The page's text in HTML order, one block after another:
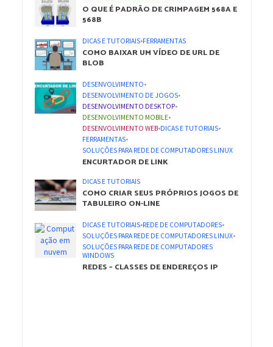
O QUE É PADRÃO DE CRIMPAGEM 568A E
568B
DICAS E TUTORIAIS•FERRAMENTAS
COMO BAIXAR UM VÍDEO DE URL DE
BLOB
DESENVOLVIMENTO•
DESENVOLVIMENTO DE JOGOS•
DESENVOLVIMENTO DESKTOP•
DESENVOLVIMENTO MOBILE•
DESENVOLVIMENTO WEB•DICAS E TUTORIAIS•
FERRAMENTAS•
SOLUÇÕES PARA REDE DE COMPUTADORES LINUX
ENCURTADOR DE LINK
DICAS E TUTORIAIS
COMO CRIAR SEUS PRÓPRIOS JOGOS DE
TABULEIRO ON-LINE
DICAS E TUTORIAIS•REDE DE COMPUTADORES•
SOLUÇÕES PARA REDE DE COMPUTADORES LINUX•
SOLUÇÕES PARA REDE DE COMPUTADORES
WINDOWS
REDES – CLASSES DE ENDEREÇOS IP